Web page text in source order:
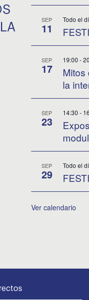
SEP
11
Todo el
SEP
17
19:00 -
Mitos
la
SEP
23
14:30 -
SEP
29
Todo el
Ver calendario